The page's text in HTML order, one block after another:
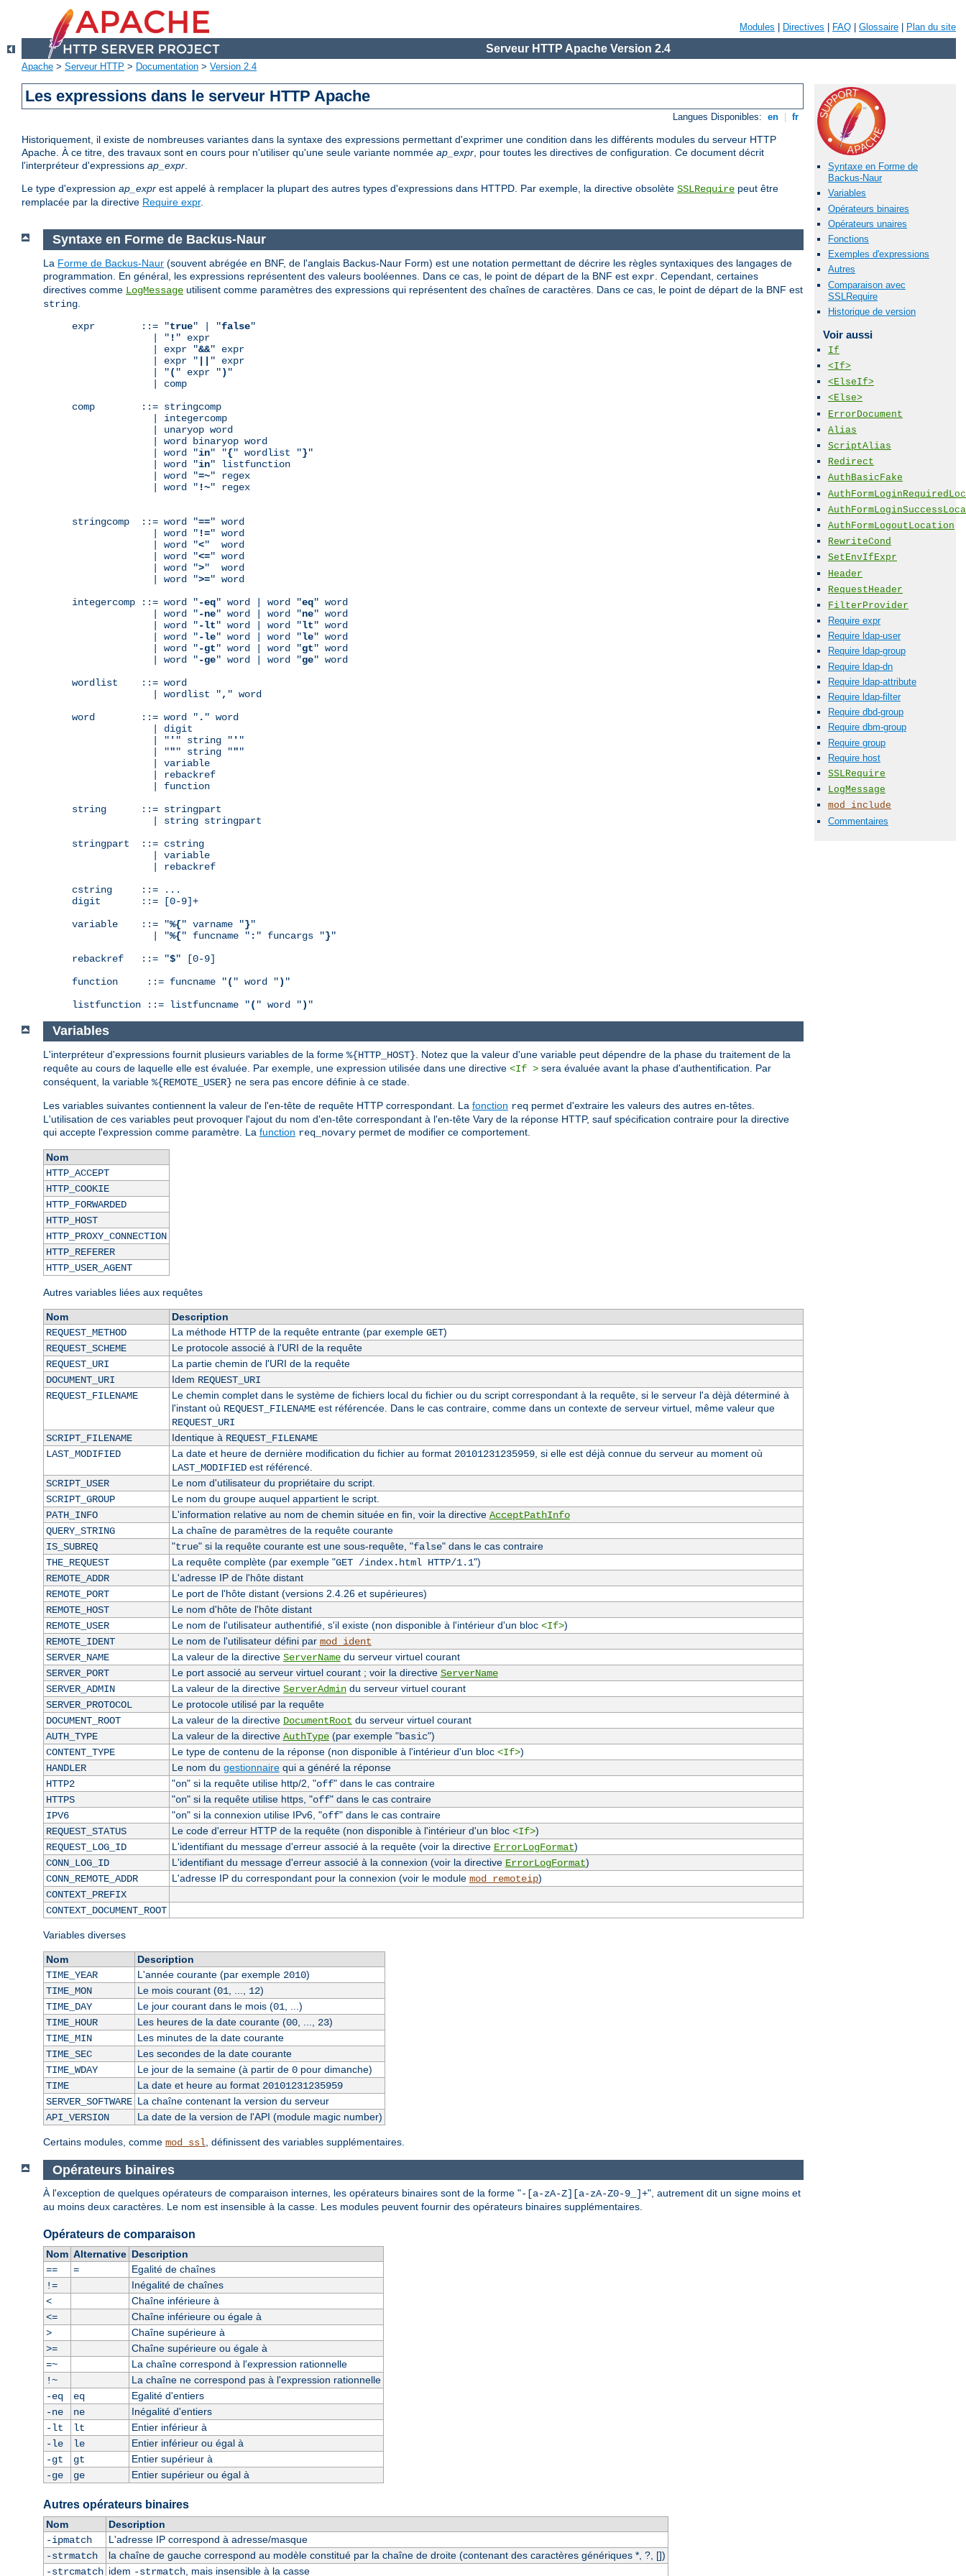
Modules Directives FAQ Glossaire Plan du site
Serveur HTTP Apache Version 2.4
Apache > Serveur HTTP > Documentation > Version 2.4
Les expressions dans le serveur HTTP Apache
Langues Disponibles: en fr
Historiquement, il existe de nombreuses variantes dans la syntaxe des expressions permettant d'exprimer une condition dans les différents modules du serveur HTTP
Apache. À ce titre, des travaux sont en cours pour n'utiliser qu'une seule variante nommée ap_expr, pour toutes les directives de configuration. Ce document décrit
l'interpréteur d'expressions ap_expr.
Le type d'expression ap_expr est appelé à remplacer la plupart des autres types d'expressions dans HTTPD. Par exemple, la directive obsolète SSLRequire peut être
remplacée par la directive Require expr.
Syntaxe en Forme de
Backus-Naur
Variables
Opérateurs binaires
Opérateurs unaires
Fonctions
Exemples d'expressions
Autres
Comparaison avec
SSLRequire
Historique de version
Voir aussi
If
<If>
<ElseIf>
<Else>
ErrorDocument
Alias
ScriptAlias
Redirect
AuthBasicFake
AuthFormLogoutLocation
RewriteCond
SetEnvIfExpr
Header
RequestHeader
FilterProvider
Require expr
Require ldap-user
Require ldap-group
Require ldap-dn
Require ldap-attribute
Require ldap-filter
Require dbd-group
Require dbm-group
Require group
Require host
SSLRequire
LogMessage
mod_include
Commentaires
Syntaxe en Forme de Backus-Naur
La Forme de Backus-Naur (souvent abrégée en BNF, de l'anglais Backus-Naur Form) est une notation permettant de décrire les règles syntaxiques des langages de
programmation. En général, les expressions représentent des valeurs booléennes. Dans ce cas, le point de départ de la BNF est expr . Cependant, certaines
directives comme LogMessage utilisent comme paramètres des expressions qui représentent des chaînes de caractères. Dans ce cas, le point de départ de la BNF est
string
expr        ::= "true" | "false"
              | "
! " expr
              | expr "
&&" expr
              | expr "
" expr
              | "
( " expr ") "
              | comp
comp        ::= stringcomp
              | integercomp
              | unaryop word
              | word binaryop word
              | word "
in" "{" wordlist "}"
              | word "
in" listfunction
              | word "
=~" regex
              | word "
!~" regex
stringcomp  ::= word "==" word
              | word "
!=" word
              | word "
<"  word
              | word "
<=" word
              | word "
>"  word
              | word "
>=" word
integercomp ::= word "-eq" word | word "eq" word
              | word "
-ne" word | word "ne" word
              | word "
-lt" word | word "lt" word
              | word "
-le" word | word "le" word
              | word "
-gt" word | word "gt" word
              | word "
-ge" word | word "ge" word
wordlist    ::= word
              | wordlist "
, " word
word        ::= word " . " word
              | digit
              | "
' " string " ' "
              | "
"" string """
              | variable
              | function
string      ::= stringpart
              | string stringpart
stringpart  ::= cstring
              | variable
cstring     ::= ...
digit       ::= [0-9]+
variable    ::= "%{" varname "}"
              | "
%{" funcname " : " funcargs "}"
rebackref   ::= "$" [0-9]
function     ::= funcname "( " word ") "
listfunction ::= listfuncname "( " word ") "
Variables
L'interpréteur d'expressions fournit plusieurs variables de la forme %{HTTP_HOST} . Notez que la valeur d'une variable peut dépendre de la phase du traitement de la
requête au cours de laquelle elle est évaluée. Par exemple, une expression utilisée dans une directive <If > sera évaluée avant la phase d'authentification. Par
conséquent, la variable %{REMOTE_USER} ne sera pas encore définie à ce stade.
Les variables suivantes contiennent la valeur de l'en-tête de requête HTTP correspondant. La fonction req permet d'extraire les valeurs des autres en-têtes.
L'utilisation de ces variables peut provoquer l'ajout du nom d'en-tête correspondant à l'en-tête Vary de la réponse HTTP, sauf spécification contraire pour la directive
qui accepte l'expression comme paramètre. La function req_novary permet de modifier ce comportement.
Nom
HTTP_ACCEPT
HTTP_COOKIE
HTTP_FORWARDED
HTTP_HOST
HTTP_PROXY_CONNECTION
HTTP_REFERER
HTTP_USER_AGENT
Autres variables liées aux requêtes
Nom
Description
REQUEST_METHOD
La méthode HTTP de la requête entrante (par exemple GET)
REQUEST_SCHEME
Le protocole associé à l'URI de la requête
REQUEST_URI
La partie chemin de l'URI de la requête
DOCUMENT_URI
Idem REQUEST_URI
REQUEST_FILENAME
Le chemin complet dans le système de fichiers local du fichier ou du script correspondant à la requête, si le serveur l'a dèjà déterminé à
l'instant où REQUEST_FILENAMEest référencée. Dans le cas contraire, comme dans un contexte de serveur virtuel, même valeur que
REQUEST_URI
SCRIPT_FILENAME
Identique à REQUEST_FILENAME
LAST_MODIFIED
La date et heure de dernière modification du fichier au format 20101231235959, si elle est déjà connue du serveur au moment où
LAST_MODIFIEDest référencé.
SCRIPT_USER
Le nom d'utilisateur du propriétaire du script.
SCRIPT_GROUP
Le nom du groupe auquel appartient le script.
PATH_INFO
L'information relative au nom de chemin située en fin, voir la directive AcceptPathInfo
QUERY_STRING
La chaîne de paramètres de la requête courante
IS_SUBREQ
"true" si la requête courante est une sous-requête, "false" dans le cas contraire
THE_REQUEST
La requête complète (par exemple "GET /index.html HTTP/1.1")
REMOTE_ADDR
L'adresse IP de l'hôte distant
REMOTE_PORT
Le port de l'hôte distant (versions 2.4.26 et supérieures)
REMOTE_HOST
Le nom d'hôte de l'hôte distant
REMOTE_USER
Le nom de l'utilisateur authentifié, s'il existe (non disponible à l'intérieur d'un bloc <If>)
REMOTE_IDENT
Le nom de l'utilisateur défini par mod_ident
SERVER_NAME
La valeur de la directive ServerNamedu serveur virtuel courant
SERVER_PORT
Le port associé au serveur virtuel courant ; voir la directive ServerName
SERVER_ADMIN
La valeur de la directive ServerAdmindu serveur virtuel courant
SERVER_PROTOCOL
Le protocole utilisé par la requête
DOCUMENT_ROOT
La valeur de la directive DocumentRoot du serveur virtuel courant
AUTH_TYPE
La valeur de la directive AuthType(par exemple "basic")
CONTENT_TYPE
Le type de contenu de la réponse (non disponible à l'intérieur d'un bloc <If>)
HANDLER
Le nom du gestionnairequi a généré la réponse
HTTP2
"on" si la requête utilise http/2, "off" dans le cas contraire
HTTPS
"on" si la requête utilise https, "off" dans le cas contraire
IPV6
"on" si la connexion utilise IPv6, "off" dans le cas contraire
REQUEST_STATUS
Le code d'erreur HTTP de la requête (non disponible à l'intérieur d'un bloc <If>)
REQUEST_LOG_ID
L'identifiant du message d'erreur associé à la requête (voir la directive ErrorLogFormat)
CONN_LOG_ID
L'identifiant du message d'erreur associé à la connexion (voir la directive ErrorLogFormat)
CONN_REMOTE_ADDR
L'adresse IP du correspondant pour la connexion (voir le module mod_remoteip)
CONTEXT_PREFIX
CONTEXT_DOCUMENT_ROOT
Variables diverses
Nom
Description
TIME_YEAR
L'année courante (par exemple 2010)
TIME_MON
Le mois courant (01 12)
TIME_DAY
Le jour courant dans le mois (01 , ...)
TIME_HOUR
Les heures de la date courante (00, ..., 23)
TIME_MIN
Les minutes de la date courante
TIME_SEC
Les secondes de la date courante
TIME_WDAY
Le jour de la semaine (à partir de 0pour dimanche)
TIME
La date et heure au format 20101231235959
SERVER_SOFTWARE La chaîne contenant la version du serveur
API_VERSION
La date de la version de l'API (module magic number)
Certains modules, comme mod_ssl , définissent des variables supplémentaires.
Opérateurs binaires
À l'exception de quelques opérateurs de comparaison internes, les opérateurs binaires sont de la forme "-[a-zA-Z][a-zA-Z0-9_]+", autrement dit un signe moins et
au moins deux caractères. Le nom est insensible à la casse. Les modules peuvent fournir des opérateurs binaires supplémentaires.
Opérateurs de comparaison
Nom Alternative Description
==
=
Egalité de chaînes
!=
Inégalité de chaînes
<
Chaîne inférieure à
<=
Chaîne inférieure ou égale à
>
Chaîne supérieure à
>=
Chaîne supérieure ou égale à
=~
La chaîne correspond à l'expression rationnelle
!~
La chaîne ne correspond pas à l'expression rationnelle
-eq
eq
Egalité d'entiers
-ne
ne
Inégalité d'entiers
-lt
lt
Entier inférieur à
-le
le
Entier inférieur ou égal à
-gt
gt
Entier supérieur à
-ge
ge Entier supérieur ou égal à
Autres opérateurs binaires
Nom
Description
-ipmatch
L'adresse IP correspond à adresse/masque
-strmatch
la chaîne de gauche correspond au modèle constitué par la chaîne de droite (contenant des caractères génériques *, ?, [])
-strcmatch idem -strmatch, mais insensible à la casse